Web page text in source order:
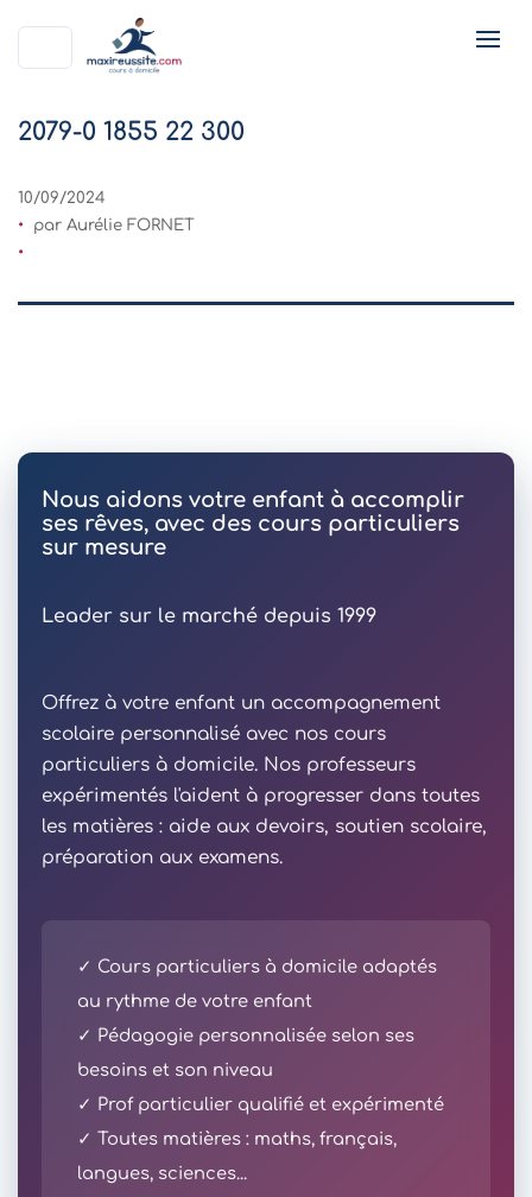
2079-0 1855 22 300
10/09/2024
par Aurélie FORNET
Nous aidons votre enfant à accomplir
ses rêves, avec des cours particuliers
sur mesure
Leader sur le marché depuis 1999
Offrez à votre enfant un accompagnement
scolaire personnalisé avec nos cours
particuliers à domicile. Nos professeurs
expérimentés l'aident à progresser dans toutes
les matières : aide aux devoirs, soutien scolaire,
préparation aux examens.
✓ Cours particuliers à domicile adaptés
au rythme de votre enfant
✓ Pédagogie personnalisée selon ses
besoins et son niveau
✓ Prof particulier qualifié et expérimenté
✓ Toutes matières : maths, français,
langues, sciences...